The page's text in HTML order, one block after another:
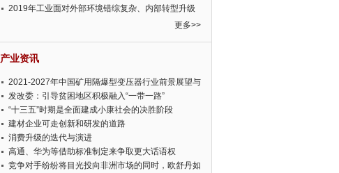
2019年工业面对外部环境错综复杂、内部转型升级
更多>>
产业资讯
2021-2027年中国矿用隔爆型变压器行业前景展望与
投资前景预测报告
发改委：引导贫困地区积极融入“一带一路”
“十三五”时期是全面建成小康社会的决胜阶段
建材企业可走创新和研发的道路
消费升级的迭代与演进
高通、华为等借助标准制定来争取更大话语权
竞争对手纷纷将目光投向非洲市场的同时，欧舒丹如